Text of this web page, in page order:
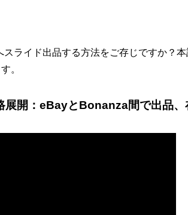
ライド出品する方法をご存じですか？
。
展開：eBayとBonanza間で出品